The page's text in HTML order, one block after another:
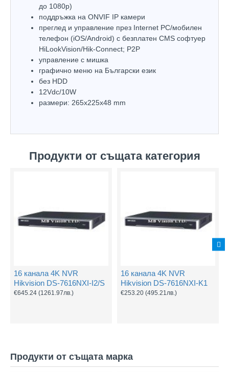
до 1080р)
поддръжка на ONVIF IP камери
преглед и управление през Internet PC/мобилен
телефон (iOS/Android) с безплатен CMS софтуер
HiLookVision/Hik-Connect; P2P
управлeние с мишка
графично меню на Български език
без HDD
12Vdc/10W
размери: 265х225х48 mm
Продукти от същата категория
16 канала 4K NVR
Hikvision DS-7616NXI-I2/S
€645.24 (1261.97лв.)
16 канала 4K NVR
Hikvision DS-7616NXI-K1
€253.20 (495.21лв.)
Продукти от същата марка